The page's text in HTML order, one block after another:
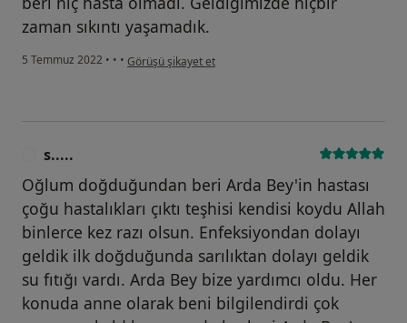
zaman sıkıntı yaşamadık.
5 Temmuz 2022 • • • kullanıcının görüşüne göre g.....
Görüşü şikayet et
s.....
Oğlum doğduğundan beri Arda Bey'in hastası
çoğu hastalıkları çıktı teşhisi kendisi koydu Allah
binlerce kez razı olsun. Enfeksiyondan dolayı
geldik ilk doğduğunda sarılıktan dolayı geldik
su fıtığı vardı. Arda Bey bize yardımcı oldu. Her
konuda anne olarak beni bilgilendirdi çok